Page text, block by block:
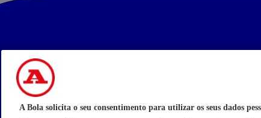
A Bola solicita o seu consentimento para utilizar os seus dados